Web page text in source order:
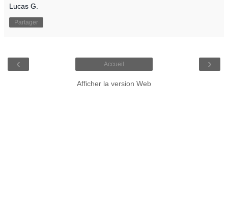
Lucas G.
Partager
‹ ›
Accueil
Afficher la version Web